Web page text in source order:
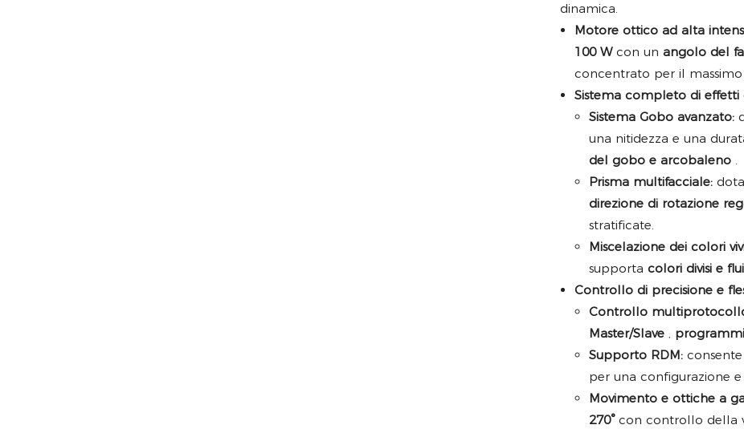
dinamica.
Motore ottico ad alta
100 Wcon un angolo del
concentrato per il massimo
Sistema completo di effetti
Sistema Gobo avanzato:
una nitidezza e una
del gobo e arcobaleno .
Prisma multifacciale:
direzione di rotazione
stratificate.
Miscelazione dei colori
supporta colori divisi e
Controllo di precisione e
Controllo
Master/Slave ,
Supporto RDM:
per una configurazione
Movimento e ottiche a
270°con controllo della